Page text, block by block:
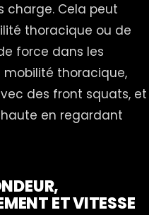
charge. Cela peut
thoracique ou de
force dans les
mobilité thoracique,
des front squats, et
en regardant
ET VITESSE